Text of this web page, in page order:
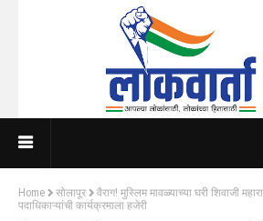
Home सोलापूर
वैराग! मुस्लिम मावळ्याच्या घरी शिवाजी
पदाधिकाऱ्यांची कार्यक्रमाला हजेरी